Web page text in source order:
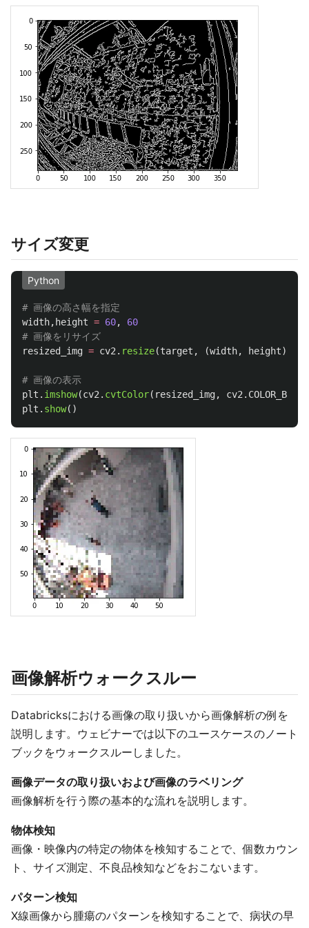
サイズ変更
Python
width, height = 60,
60
resized_img = cv2. resize(target , (width, height))
plt . imshow(cv2. cvtColor( resized_img, cv2.
plt . show()
画像解析ウォークスルー
Databricksにおける画像の取り扱いから画像解析の例を
説明します。ウェビナーでは以下のユースケースのノート
ブックをウォークスルーしました。
画像データの取り扱いおよび画像のラベリング
画像解析を行う際の基本的な流れを説明します。
物体検知
画像・映像内の特定の物体を検知することで、個数カウン
ト、サイズ測定、不良品検知などをおこないます。
パターン検知
X線画像から腫瘍のパターンを検知することで、病状の早